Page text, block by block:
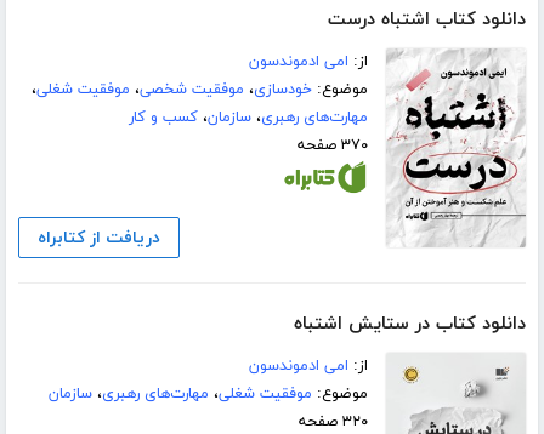
دانلود کتاب اشتباه درست
از: امی ادموندسون
موضوع:خودسازی، موفقیت شخصی، موفقیت شغلی،
مهارت‌های رهبری،سازمان،کسب و کار
۳۷۰ صفحه
دریافت از کتابراه
دانلود کتاب در ستایش اشتباه
از: امی ادموندسون
موضوع: موفقیت شغلی، مهارت‌های رهبری،سازمان
۳۲۰ صفحه